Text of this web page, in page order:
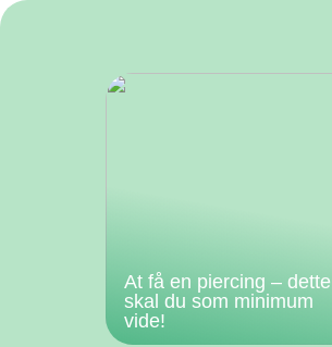
At få en piercing – dette
skal du som minimum
vide!